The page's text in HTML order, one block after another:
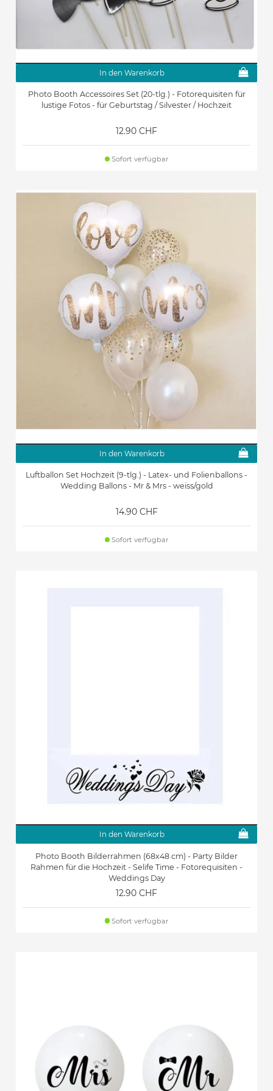
In den Warenkorb
Photo Booth Accessoires Set (20-tlg.) - Fotorequisiten für
lustige Fotos - für Geburtstag / Silvester / Hochzeit
12.90 CHF
Sofort verfügbar
In den Warenkorb
Luftballon Set Hochzeit (9-tlg.) - Latex- und Folienballons -
Wedding Ballons - Mr & Mrs - weiss/gold
14.90 CHF
Sofort verfügbar
In den Warenkorb
Photo Booth Bilderrahmen (68x48 cm) - Party Bilder
Rahmen für die Hochzeit - Selife Time - Fotorequisiten -
Weddings Day
12.90 CHF
Sofort verfügbar